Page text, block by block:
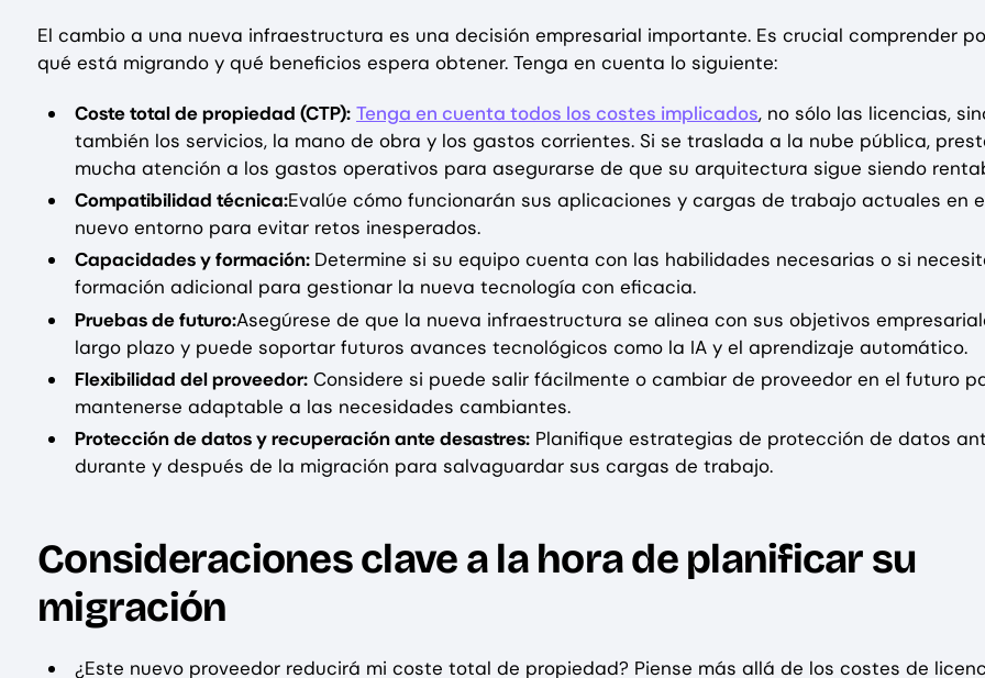
El cambio a una nueva infraestructura es una decisión empresarial importante. Es crucial comprender
qué está migrando y qué beneficios espera obtener. Tenga en cuenta lo siguiente:
Coste total de propiedad (CTP): Tenga en cuenta todos los costes implicados, no sólo las licencias,
también los servicios, la mano de obra y los gastos corrientes. Si se traslada a la nube pública,
mucha atención a los gastos operativos para asegurarse de que su arquitectura sigue siendo
Compatibilidad técnica:Evalúe cómo funcionarán sus aplicaciones y cargas de trabajo actuales en
nuevo entorno para evitar retos inesperados.
Capacidades y formación: Determine si su equipo cuenta con las habilidades necesarias o si
formación adicional para gestionar la nueva tecnología con eficacia.
Pruebas de futuro:Asegúrese de que la nueva infraestructura se alinea con sus objetivos
largo plazo y puede soportar futuros avances tecnológicos como la IA y el aprendizaje automático.
Flexibilidad del proveedor: Considere si puede salir fácilmente o cambiar de proveedor en el futuro
mantenerse adaptable a las necesidades cambiantes.
Protección de datos y recuperación ante desastres: Planifique estrategias de protección de datos
durante y después de la migración para salvaguardar sus cargas de trabajo.
Consideraciones clave a la hora de planificar su
migración
¿Este nuevo proveedor reducirá mi coste total de propiedad? Piense más allá de los costes de